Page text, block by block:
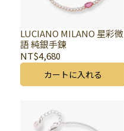
LUCIANO MILANO 星彩微
語 純銀手鍊
NT$4,680
カートに入れる